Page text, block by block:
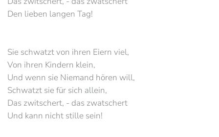
Den lieben langen Tag!
Sie schwatzt von ihren Eiern viel,
Von ihren Kindern klein,
Und wenn sie Niemand hören will,
Schwatzt sie für sich allein,
Das zwitschert, - das zwatschert
Und kann nicht stille sein!